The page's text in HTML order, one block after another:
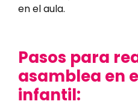
en el aula.
Pasos para
asamblea en
infantil: